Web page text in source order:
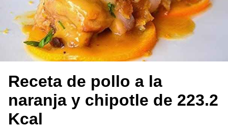
Receta de pollo a la
naranja y chipotle de 223.2
Kcal